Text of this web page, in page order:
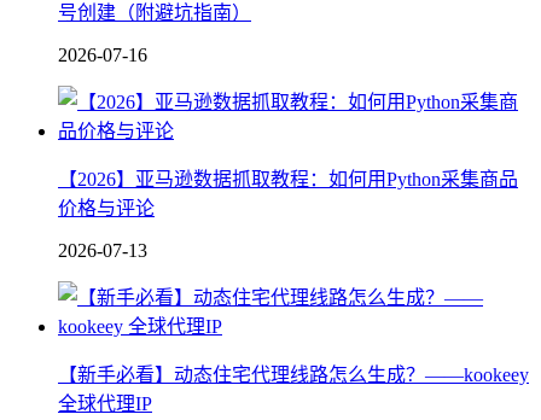
号创建（附避坑指南）
2026-07-16
【2026】亚马逊数据抓取教程：如何用Python采集商品
价格与评论
2026-07-13
【新手必看】动态住宅代理线路怎么生成？——kookeey
全球代理IP